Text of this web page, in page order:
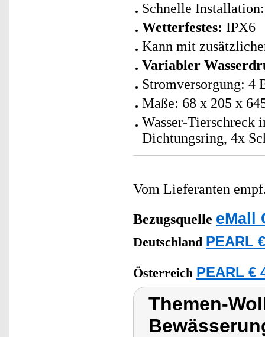
Schnelle
Wetterfestes: IPX6
Kann mit
Variabler
Stromversorgung: 4
Maße: 68 x 205 x
Wasser-Tierschreck
Dichtungsring, 4x
Vom Lieferanten
Bezugsquelle eMall
Deutschland PEARL
Österreich PEARL €
Themen-